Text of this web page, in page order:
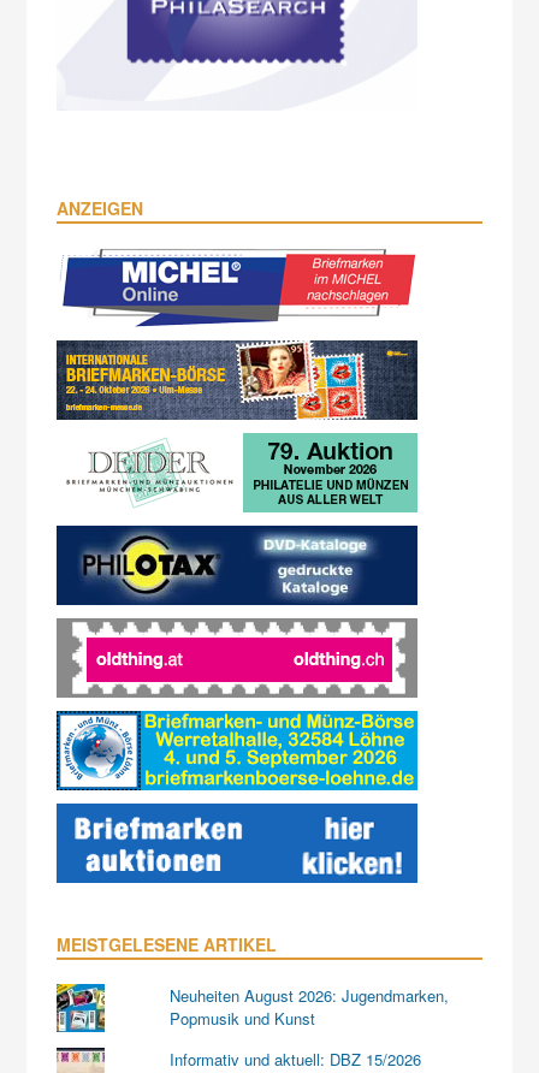
ANZEIGEN
MEISTGELESENE ARTIKEL
Neuheiten August 2026: Jugendmarken,
Popmusik und Kunst
Informativ und aktuell: DBZ 15/2026